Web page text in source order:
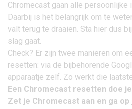
Chromecast gaan alle persoonlijke
Daarbij is het belangrijk om te
valt terug te draaien. Sta hier dus
slag gaat.
Check? Er zijn twee manieren om
resetten: via de bijbehorende
apparaatje zelf. Zo werkt die
Een Chromecast resetten doe
Zet je Chromecast aan en ga